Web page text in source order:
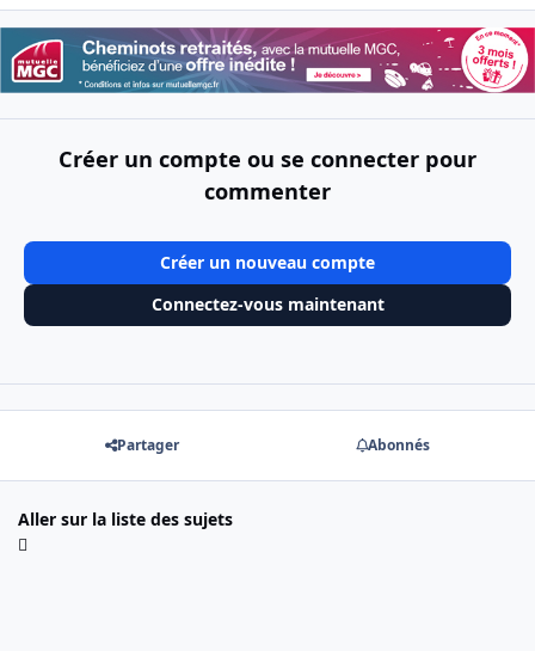
Créer un compte ou se connecter pour
commenter
Créer un nouveau compte
Connectez-vous maintenant
Partager Abonnés
Aller sur la liste des sujets